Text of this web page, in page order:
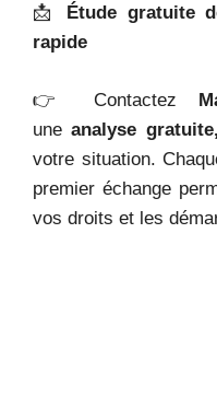
📩 Étude gratuite
rapide
👉 Contactez
uneanalyse
votre situation.
premier échange
vos droits et les